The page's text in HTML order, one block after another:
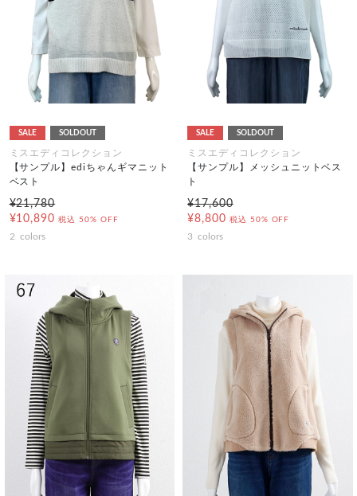
SALE SOLDOUT
ミスエディコレクション
【サンプル】ediちゃんギマニット
ベスト
¥21,780
¥10,890 税込 50% OFF
2 colors
SALE SOLDOUT
ミスエディコレクション
【サンプル】メッシュニットベス
ト
¥17,600
¥8,800 税込 50% OFF
3 colors